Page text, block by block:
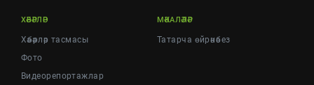
ХӘБӘРЛӘР
Хәбәрләр тасмасы
Фото
Видеорепортажлар
МӘКАЛӘЛӘР
Татарча өйрәнәбез